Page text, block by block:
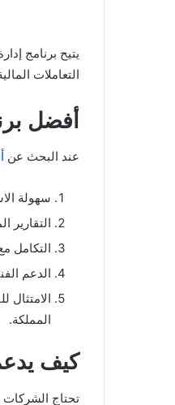
يتيح برنامج
التعاملات
أفضل
عند البحث عن
سهولة
التقارير
التكامل
الدعم
الامتثال
المملكة.
كيف
تحتاج الشركات